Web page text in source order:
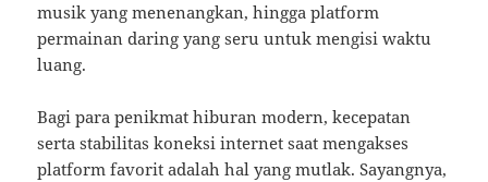
musik yang menenangkan, hingga platform
permainan daring yang seru untuk mengisi waktu
luang.
Bagi para penikmat hiburan modern, kecepatan
serta stabilitas koneksi internet saat mengakses
platform favorit adalah hal yang mutlak. Sayangnya,